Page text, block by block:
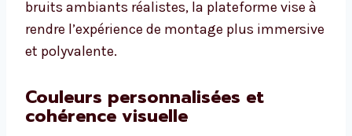
bruits ambiants réalistes, la plateforme vise à
rendre l’expérience de montage plus immersive
et polyvalente.
Couleurs personnalisées et
cohérence visuelle